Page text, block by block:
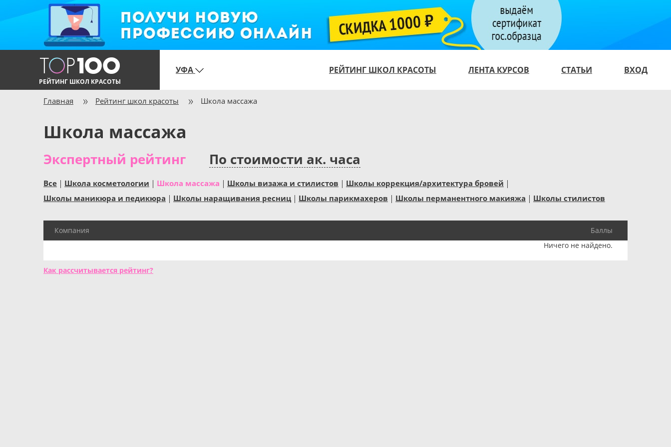
РЕЙТИНГ ШКОЛ КРАСОТЫ
УФА РЕЙТИНГ ШКОЛ КРАСОТЫ ЛЕНТА КУРСОВ СТАТЬИ ВХОД
Главная Рейтинг школ красоты Школа массажа
Школа массажа
Экспертный рейтинг По стоимости ак. часа
Все Школа косметологии Школа массажа Школы визажа и стилистов
Школы коррекция/архитектура бровей
Школы маникюра и педикюра
Школы наращивания ресниц Школы парикмахеров Школы перманентного макияжа Школы стилистов
Компания
Баллы
Ничего не найдено.
Как рассчитывается рейтинг?